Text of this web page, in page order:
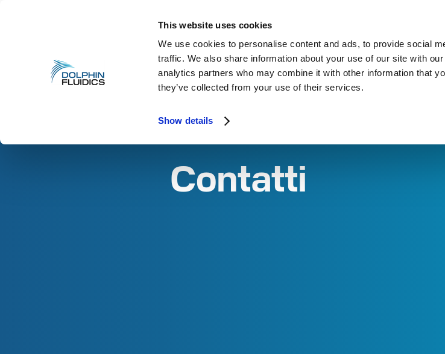
This website uses cookies
We use cookies to personalise content and ads, to provide social
traffic. We also share information about your use of our site with
analytics partners who may combine it with other information that
they’ve collected from your use of their services.
Show details
Valvole Proporzionali
Contatti